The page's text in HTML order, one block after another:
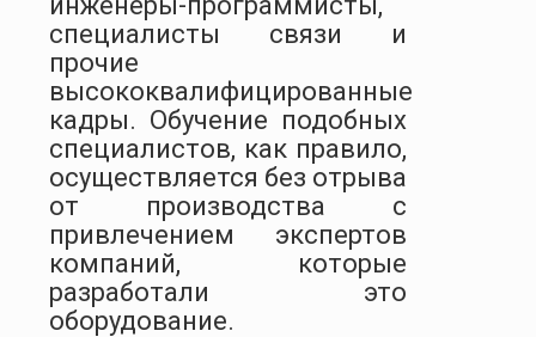
специалисты связи и
прочие
высококвалифицированные
кадры. Обучение подобных
специалистов, как правило,
осуществляется без отрыва
от производства с
привлечением экспертов
компаний, которые
разработали это
оборудование.